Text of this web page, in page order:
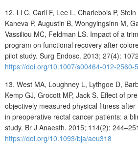
12. Li C, Carli F, Lee L, Charlebois P,
Kaneva P, Augustin B, Wongyingsinn M,
Vassiliou MC, Feldman LS. Impact of a
program on functional recovery after
pilot study. Surg Endosc. 2013; 27(4):
https://doi.org/10.1007/s00464-012-2560-5
13. West MA, Loughney L, Lythgoe D,
Kemp GJ, Grocott MP, Jack S. Effect of
objectively measured physical fitness
in preoperative rectal cancer patients: a
study. Br J Anaesth. 2015; 114(2):
https://doi.org/10.1093/bja/aeu318